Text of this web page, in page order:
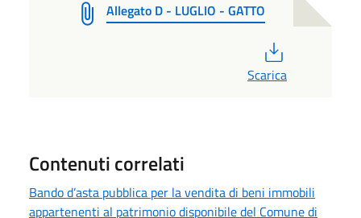
Allegato D - LUGLIO - GATTO
Scarica
Contenuti correlati
Bando d’asta pubblica per la vendita di beni immobili
appartenenti al patrimonio disponibile del Comune di